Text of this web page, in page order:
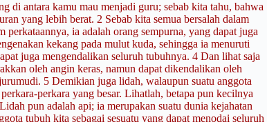
di antara kamu mau menjadi guru; sebab kita tahu, bahwa
yang lebih berat. 2 Sebab kita semua bersalah dalam
perkataannya, ia adalah orang sempurna, yang dapat juga
kekang pada mulut kuda, sehingga ia menuruti
juga mengendalikan seluruh tubuhnya. 4 Dan lihat saja
oleh angin keras, namun dapat dikendalikan oleh
5 Demikian juga lidah, walaupun suatu anggota
perkara yang besar. Lihatlah, betapa pun kecilnya
pun adalah api; ia merupakan suatu dunia kejahatan
tubuh kita sebagai sesuatu yang dapat menodai seluruh